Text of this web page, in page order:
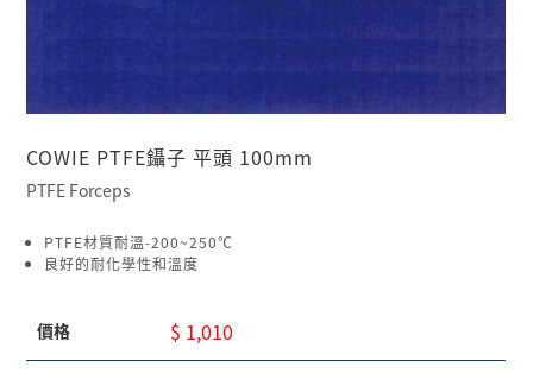
COWIE PTFE鑷子 平頭 100mm
PTFE Forceps
PTFE材質耐溫-200~250℃
良好的耐化學性和溫度
價格 $ 1,010